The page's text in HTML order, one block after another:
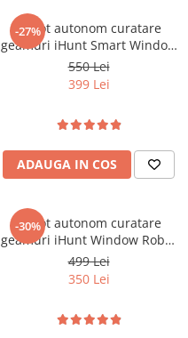
-27%
Robot autonom curatare
geamuri iHunt Smart Window
Robot 3 PRO
550 Lei
399 Lei
ADAUGA IN COS
-30%
Robot autonom curatare
geamuri iHunt Window Robot
3
499 Lei
350 Lei